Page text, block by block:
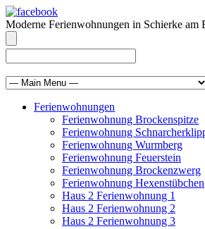
Moderne Ferienwohnungen in Schierke am
Ferienwohnungen
Ferienwohnung Brockenspitze
Ferienwohnung
Ferienwohnung Wurmberg
Ferienwohnung Feuerstein
Ferienwohnung Brockenzwerg
Ferienwohnung Hexenstübchen
Haus 2 Ferienwohnung 1
Haus 2 Ferienwohnung 2
Haus 2 Ferienwohnung 3